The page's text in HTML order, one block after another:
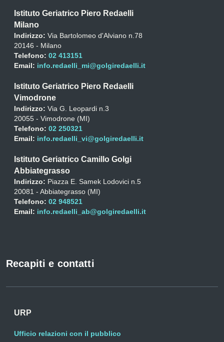
Istituto Geriatrico Piero Redaelli
Milano
Indirizzo: Via Bartolomeo d'Alviano n.78
20146 - Milano
Telefono: 02 413151
Email: info.redaelli_mi@golgiredaelli.it
Istituto Geriatrico Piero Redaelli
Vimodrone
Indirizzo: Via G. Leopardi n.3
20055 - Vimodrone (MI)
Telefono: 02 250321
Email: info.redaelli_vi@golgiredaelli.it
Istituto Geriatrico Camillo Golgi
Abbiategrasso
Indirizzo: Piazza E. Samek Lodovici n.5
20081 - Abbiategrasso (MI)
Telefono: 02 948521
Email: info.redaelli_ab@golgiredaelli.it
Recapiti e contatti
URP
Ufficio relazioni con il pubblico